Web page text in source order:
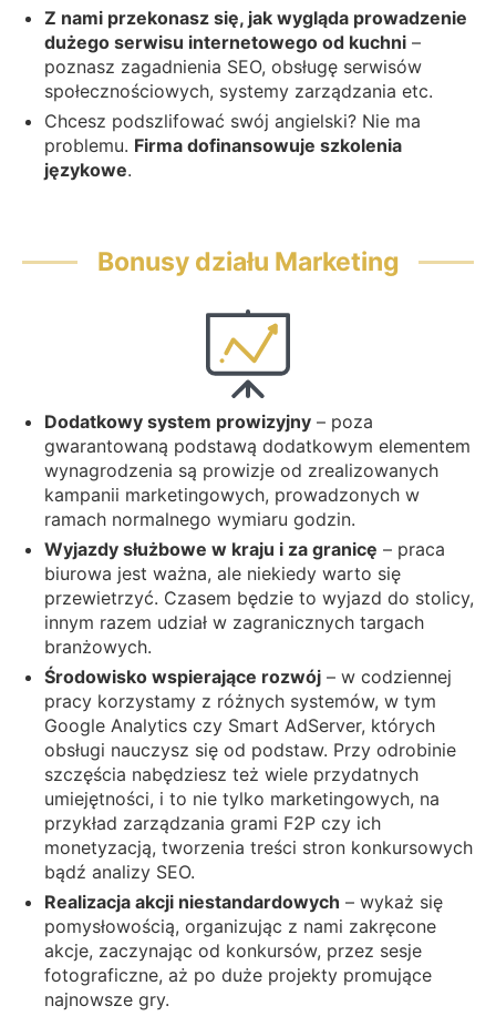
Z nami przekonasz się, jak wygląda prowadzenie
dużego serwisu internetowego od kuchni –
poznasz zagadnienia SEO, obsługę serwisów
społecznościowych, systemy zarządzania etc.
Chcesz podszlifować swój angielski? Nie ma
problemu. Firma dofinansowuje szkolenia
językowe.
Bonusy działu Marketing
Dodatkowy system prowizyjny – poza
gwarantowaną podstawą dodatkowym elementem
wynagrodzenia są prowizje od zrealizowanych
kampanii marketingowych, prowadzonych w
ramach normalnego wymiaru godzin.
Wyjazdy służbowe w kraju i za granicę – praca
biurowa jest ważna, ale niekiedy warto się
przewietrzyć. Czasem będzie to wyjazd do stolicy,
innym razem udział w zagranicznych targach
branżowych.
Środowisko wspierające rozwój – w codziennej
pracy korzystamy z różnych systemów, w tym
Google Analytics czy Smart AdServer, których
obsługi nauczysz się od podstaw. Przy odrobinie
szczęścia nabędziesz też wiele przydatnych
umiejętności, i to nie tylko marketingowych, na
przykład zarządzania grami F2P czy ich
monetyzacją, tworzenia treści stron konkursowych
bądź analizy SEO.
Realizacja akcji niestandardowych – wykaż się
pomysłowością, organizując z nami zakręcone
akcje, zaczynając od konkursów, przez sesje
fotograficzne, aż po duże projekty promujące
najnowsze gry.